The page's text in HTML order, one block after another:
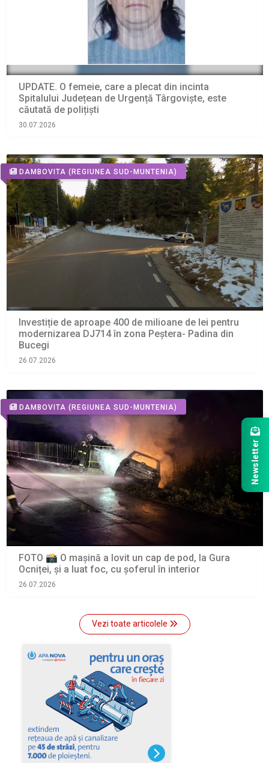
UPDATE. O femeie, care a plecat din incinta
Spitalului Județean de Urgență Târgoviște, este
căutată de polițiști
30.07.2026
DAMBOVITA (REGIUNEA SUD-MUNTENIA)
Investiție de aproape 400 de milioane de lei pentru
modernizarea DJ714 în zona Peștera- Padina din
Bucegi
26.07.2026
DAMBOVITA (REGIUNEA SUD-MUNTENIA)
FOTO 📸 O mașină a lovit un cap de pod, la Gura
Ocniței, și a luat foc, cu șoferul în interior
26.07.2026
Vezi toate articolele
Newsletter